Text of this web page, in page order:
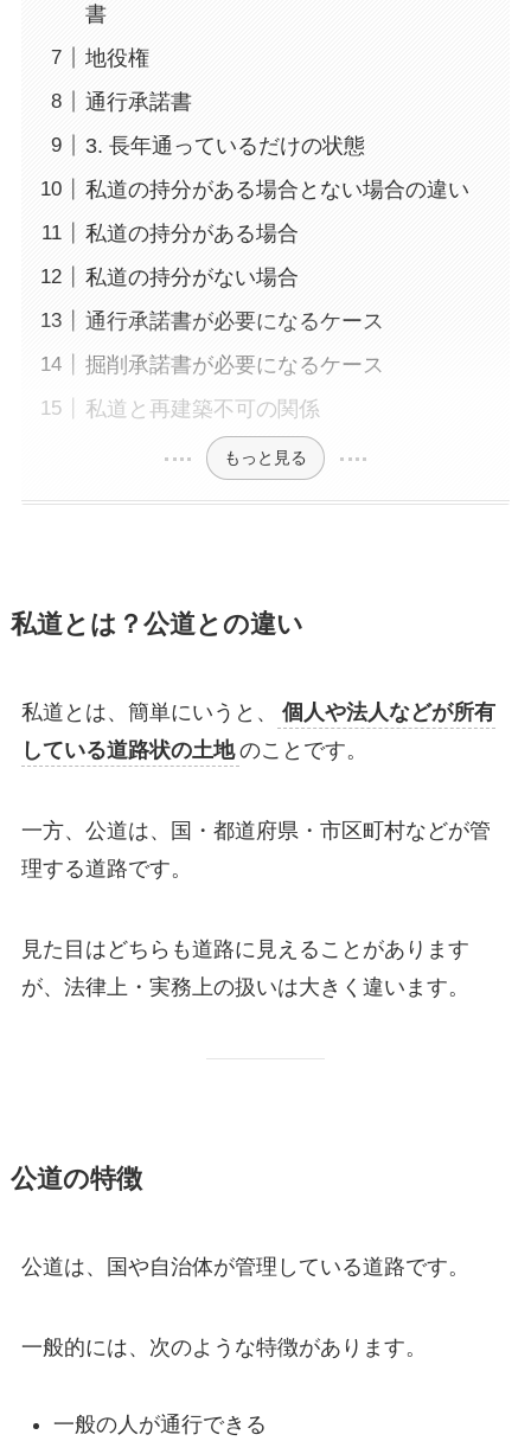
書
地役権
通行承諾書
3. 長年通っているだけの状態
私道の持分がある場合とない場合の違い
私道の持分がある場合
私道の持分がない場合
通行承諾書が必要になるケース
掘削承諾書が必要になるケース
私道と再建築不可の関係
もっと見る
私道とは？公道との違い
私道とは、簡単にいうと、
個人や法人などが所有
している道路状の土地 のことです。
一方、公道は、国・都道府県・市区町村などが管
理する道路です。
見た目はどちらも道路に見えることがあります
が、法律上・実務上の扱いは大きく違います。
公道の特徴
公道は、国や自治体が管理している道路です。
一般的には、次のような特徴があります。
一般の人が通行できる